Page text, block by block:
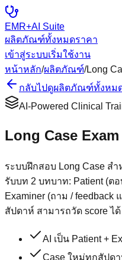
EMR+AI Suite
ผลิตภัณฑ์ทั้งหมดราคา
เข้าสู่ระบบเริ่มใช้งาน
หน้าหลัก/ผลิตภัณฑ์/Long
กลับไปดูผลิตภัณฑ์ทั้งหม
AI-Powered Clinical
Long Case
ระบบฝึกสอบ Long Case ส
รับบท 2 บทบาท: Patient (ต
Examiner (ถาม / feedback
สัปดาห์ สามารถวัด score ได้
AI เป็น Patient +
Case ใหม่ทุกสัปด